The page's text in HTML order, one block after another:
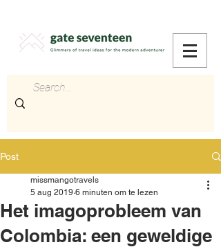
Post
Het imagoprobleem van
Colombia: een geweldige
missmangotravels
5 aug 2019 6 minuten om te lezen